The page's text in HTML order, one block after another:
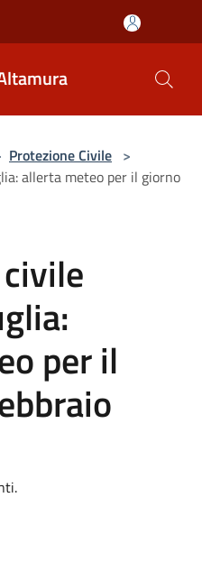
Protezione Civile >
allerta meteo per il giorno
per il